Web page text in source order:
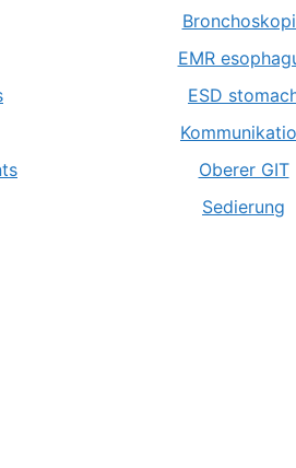
EMR
ESD
Oberer GIT
Sedierung